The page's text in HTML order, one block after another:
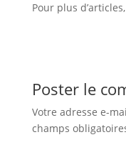
Pour plus d’articles,
Poster le
Votre adresse e-
champs